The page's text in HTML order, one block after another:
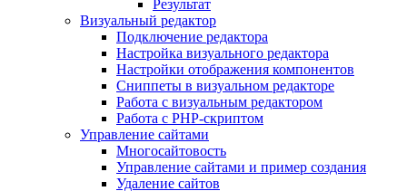
Результат
Визуальный редактор
Подключение редактора
Настройка визуального редактора
Настройки отображения компонентов
Сниппеты в визуальном редакторе
Работа с визуальным редактором
Работа с PHP-скриптом
Управление сайтами
Многосайтовость
Управление сайтами и пример создания
Удаление сайтов